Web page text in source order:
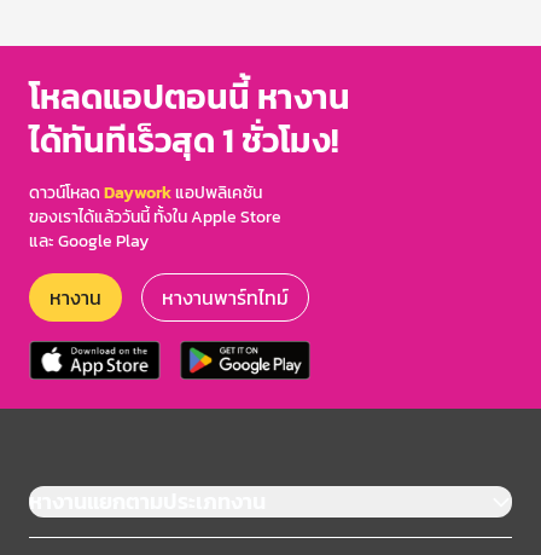
โหลดแอปตอนนี้ หางาน
ได้ทันทีเร็วสุด 1 ชั่วโมง!
ดาวน์โหลดDayworkแอปพลิเคชัน
ของเราได้แล้ววันนี้ ทั้งใน Apple Store
และ Google Play
หางาน หางานพาร์ทไทม์
หางานแยกตามประเภทงาน